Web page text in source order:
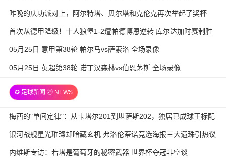
昨晚的庆功派对上，阿尔特塔、贝尔塔和克伦克再次举起了奖杯
首次从德甲降级！十人狼堡1-2遭帕德博恩逆转 库尔达加时赛制胜
05月25日 意甲第38轮 帕尔马vs萨索洛 全场录像
05月25日 英超第38轮 诺丁汉森林vs伯恩茅斯 全场录像
✪ 足球新闻 ㉔ NEWS
梅西的"单间定律"：从卡塔尔201到堪萨斯202，独居已成球王标配
银河战舰星光璀璨却暗藏玄机 弗洛伦蒂诺竞选海报三大遗珠引热议
内维斯专访：若塔是葡萄牙的秘密武器 世界杯夺冠非空谈